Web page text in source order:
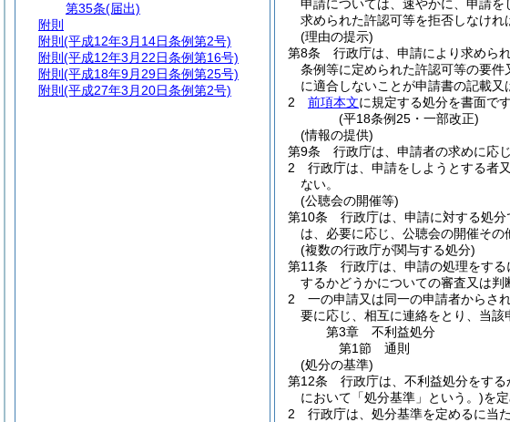
申請については、速やかに、申請を
求められた許認可等を拒否しなけれ
(理由の提示)
第8条
行政庁は、申請により求めら
条例等に定められた許認可等の要
に適合しないことが申請書の記載
2
前項本文に規定する処分を書面で
(平18条例25・一部改正)
(情報の提供)
第9条
行政庁は、申請者の求めに応
2
行政庁は、申請をしようとする者
ない。
(公聴会の開催等)
第10条
行政庁は、申請に対する処
は、必要に応じ、公聴会の開催そ
(複数の行政庁が関与する処分)
第11条
行政庁は、申請の処理をす
するかどうかについての審査又は判
2
一の申請又は同一の申請者からさ
要に応じ、相互に連絡をとり、当該
第3章
不利益処分
第1節
通則
(処分の基準)
第12条
行政庁は、不利益処分をす
において「処分基準」という。)を
2
行政庁は、処分基準を定めるに当
第35条(届出)
附則
附則 (平成12年3月14日条例第2号)
附則 (平成12年3月22日条例第16号)
附則 (平成18年9月29日条例第25号)
附則 (平成27年3月20日条例第2号)